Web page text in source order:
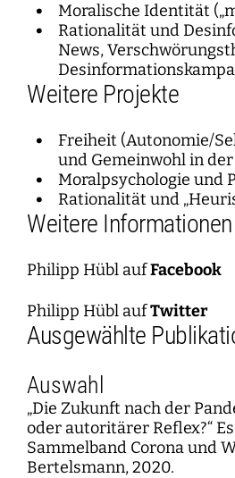
Moralische Identität
Rationalität und
News,
Weitere Projekte
Freiheit (Autonomie/
und Gemeinwohl in
Moralpsychologie und
Rationalität und
Weitere Informationen
Philipp Hübl aufFacebook
Philipp Hübl aufTwitter
Ausgewählte
Auswahl
„Die Zukunft nach der
oder autoritärer Reflex?“
Sammelband Corona und
Bertelsmann, 2020.